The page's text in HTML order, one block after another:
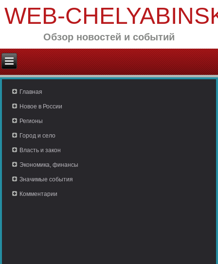
WEB-
Обзор новостей и событий
Главная
Новое в России
Регионы
Город и село
Власть и закон
Экономика, финансы
Значимые события
Комментарии